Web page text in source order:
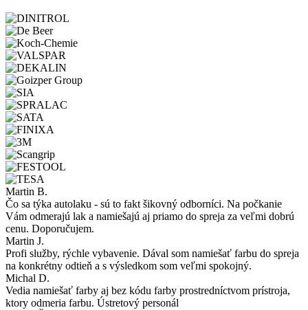
Martin B.
Čo sa týka autolaku - sú to fakt šikovný odborníci. Na počkanie
Vám odmerajú lak a namiešajú aj priamo do spreja za veľmi dobrú
cenu. Doporučujem.
Martin J.
Profi služby, rýchle vybavenie. Dával som namiešať farbu do spreja
na konkrétny odtieň a s výsledkom som veľmi spokojný.
Michal D.
Vedia namiešať farby aj bez kódu farby prostredníctvom prístroja,
ktory odmeria farbu. Ústretový personál